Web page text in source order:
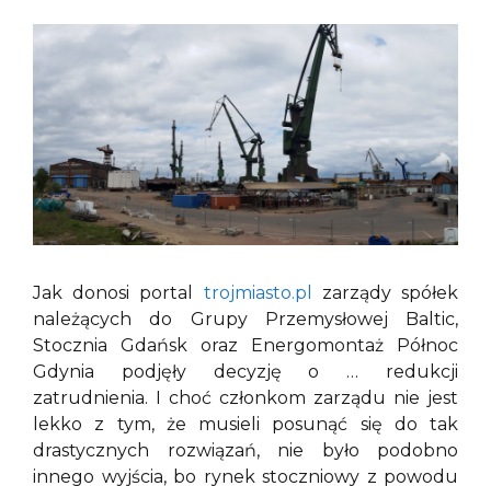
Jak donosi portal trojmiasto.pl
zarządy spółek
należących do Grupy Przemysłowej Baltic,
Stocznia Gdańsk oraz Energomontaż Północ
Gdynia podjęły decyzję o … redukcji
zatrudnienia. I choć członkom zarządu nie jest
lekko z tym, że musieli posunąć się do tak
drastycznych rozwiązań, nie było podobno
innego wyjścia, bo rynek stoczniowy z powodu